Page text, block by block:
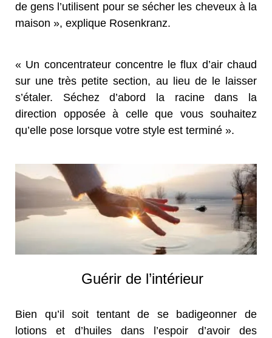
de gens l’utilisent pour se sécher les cheveux à la
maison », explique Rosenkranz.
« Un concentrateur concentre le flux d’air chaud
sur une très petite section, au lieu de le laisser
s’étaler. Séchez d’abord la racine dans la
direction opposée à celle que vous souhaitez
qu’elle pose lorsque votre style est terminé ».
Guérir de l’intérieur
Bien qu’il soit tentant de se badigeonner de
lotions et d’huiles dans l’espoir d’avoir des